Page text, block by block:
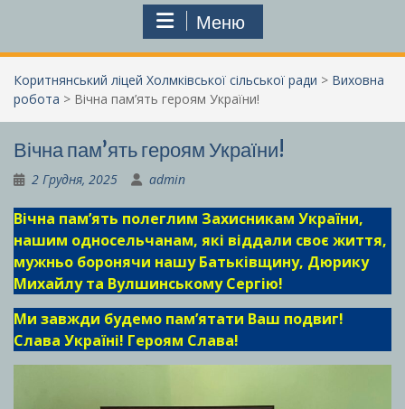
Меню
Коритнянський ліцей Холмківської сільської ради > Виховна
робота > Вічна пам’ять героям України!
Вічна пам’ять героям України!
2 Грудня, 2025 admin
Вічна пам’ять полеглим Захисникам України,
нашим односельчанам, які віддали своє життя,
мужньо боронячи нашу Батьківщину, Дюрику
Михайлу та Вулшинському Сергію!
Ми завжди будемо пам’ятати Ваш подвиг!
Слава Україні! Героям Слава!